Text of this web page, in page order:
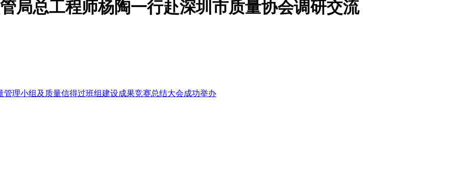
局总工程师杨陶一行赴深圳市质量协会调研交流
理小组及质量信得过班组建设成果竞赛总结大会成功举办